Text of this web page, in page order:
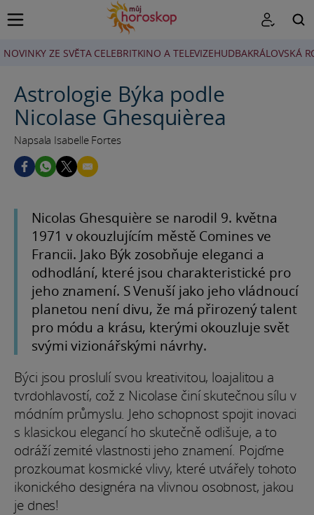
NOVINKY ZE SVĚTA CELEBRITKINO A TELEVIZEHUDBAKRÁLOVSKÁ
Astrologie Býka podle
Nicolase Ghesquièrea
Napsala Isabelle Fortes
Nicolas Ghesquière se narodil 9. května
1971 v okouzlujícím městě Comines ve
Francii. Jako Býk zosobňuje eleganci a
odhodlání, které jsou charakteristické pro
jeho znamení. S Venuší jako jeho vládnoucí
planetou není divu, že má přirozený talent
pro módu a krásu, kterými okouzluje svět
svými vizionářskými návrhy.
Býci jsou proslulí svou kreativitou, loajalitou a
tvrdohlavostí, což z Nicolase činí skutečnou sílu v
módním průmyslu. Jeho schopnost spojit inovaci
s klasickou elegancí ho skutečně odlišuje, a to
odráží zemité vlastnosti jeho znamení. Pojďme
prozkoumat kosmické vlivy, které utvářely tohoto
ikonického designéra na vlivnou osobnost, jakou
je dnes!